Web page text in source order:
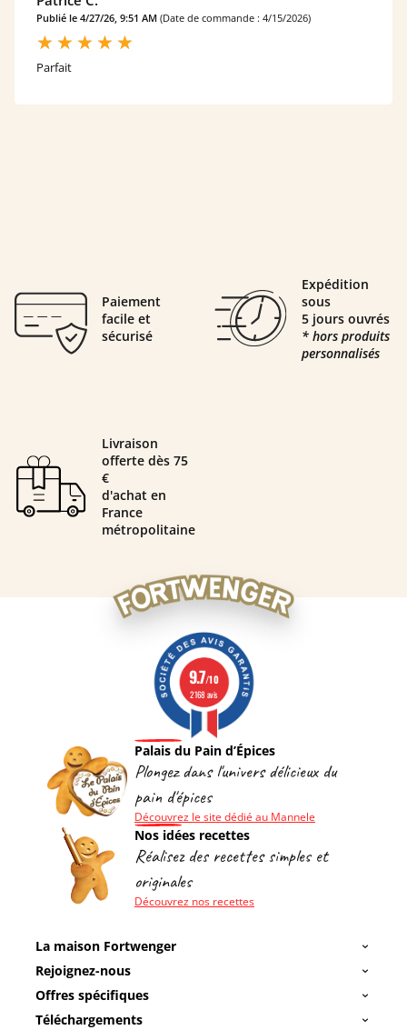
Publié le 4/27/26, 9:51 AM (Date de commande : 4/15/2026)
Parfait
Paiement
facile et
sécurisé
Expédition
sous
5 jours ouvrés
* hors produits
personnalisés
Livraison
offerte dès 75
€
d'achat en
France
métropolitaine
Palais du Pain d’Épices
Plongez dans l'univers délicieux du
pain d'épices
Découvrez le site dédié au Mannele
9.7/10
2168 avis
Nos idées recettes
Réalisez des recettes simples et
originales
Découvrez nos recettes
La maison Fortwenger
Rejoignez-nous
Offres spécifiques
Téléchargements